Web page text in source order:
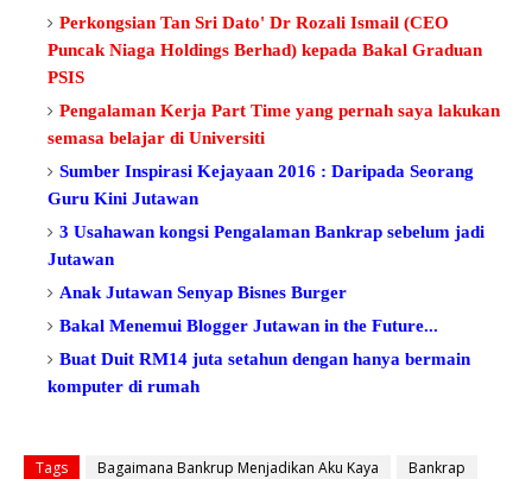
Perkongsian Tan Sri Dato' Dr Rozali Ismail (CEO
Puncak Niaga Holdings Berhad) kepada Bakal Graduan
PSIS
Pengalaman Kerja Part Time yang pernah saya lakukan
semasa belajar di Universiti
Sumber Inspirasi Kejayaan 2016 : Daripada Seorang
Guru Kini Jutawan
3 Usahawan kongsi Pengalaman Bankrap sebelum jadi
Jutawan
Anak Jutawan Senyap Bisnes Burger
Bakal Menemui Blogger Jutawan in the Future...
Buat Duit RM14 juta setahun dengan hanya bermain
komputer di rumah
Tags Bagaimana Bankrup Menjadikan Aku Kaya
Bankrap